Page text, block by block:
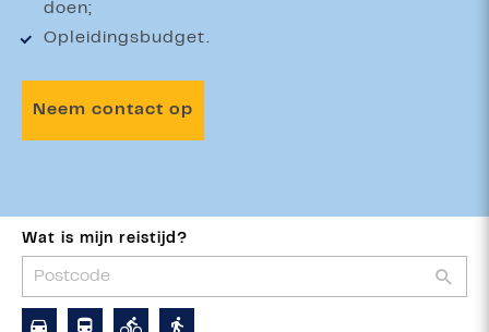
doen;
Opleidingsbudget.
Neem contact op
Wat is mijn reistijd?